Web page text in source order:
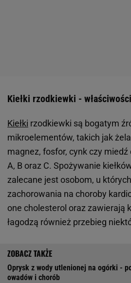
Kiełki rzodkiewki - właściwości
Kiełki rzodkiewki są bogatym
mikroelementów, takich jak
magnez, fosfor, cynk czy
A, B oraz C. Spożywanie
zalecane jest osobom, u
zachorowania na choroby
one cholesterol oraz zawierają
łagodzą również przebieg
Oprysk z wody utlenionej na ogórki -
owadów i chorób